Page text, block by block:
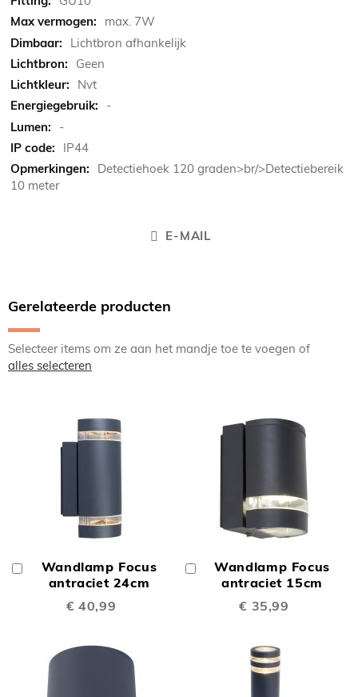
max. 7W
Lichtbron afhankelijk
Geen
Nvt
-
-
IP44
Detectiehoek 120 graden>br/>Detectiebereik
10 meter
E-MAIL
Gerelateerde producten
Selecteer items om ze aan het mandje toe te voegen of
alles selecteren
Wandlamp Focus
antraciet 24cm
€ 40,99
Winkelwagen
Wandlamp Focus
antraciet 15cm
€ 35,99
Winkelwagen